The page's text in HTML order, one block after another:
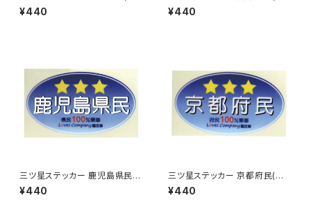
ルー)
¥440
ルー)
¥440
三ツ星ステッカー 鹿児島県民
(ブルー)
¥440
三ツ星ステッカー 京都府民(ブ
ルー)
¥440